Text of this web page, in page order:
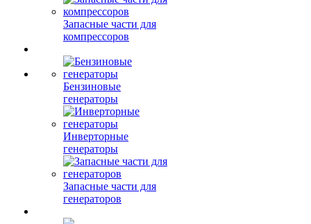
Запасные части для
компрессоров
Бензиновые
генераторы
Инверторные
генераторы
Запасные части для
генераторов